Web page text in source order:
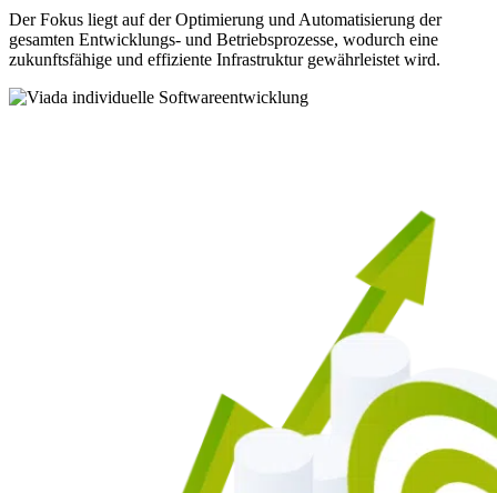
Der Fokus liegt auf der Optimierung und Automatisierung der
gesamten Entwicklungs- und Betriebsprozesse, wodurch eine
zukunftsfähige und effiziente Infrastruktur gewährleistet wird.